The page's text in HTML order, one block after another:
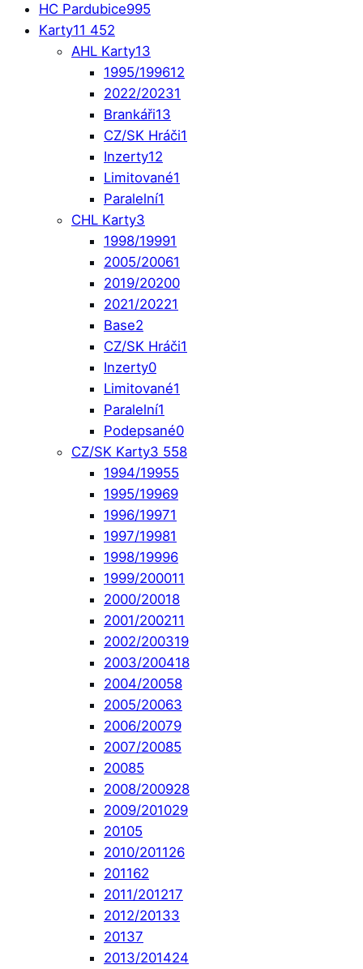
HC Pardubice995
Karty11 452
AHL Karty13
1995/199612
2022/20231
Brankáři13
CZ/SK Hráči1
Inzerty12
Limitované1
Paralelní1
CHL Karty3
1998/19991
2005/20061
2019/20200
2021/20221
Base2
CZ/SK Hráči1
Inzerty0
Limitované1
Paralelní1
Podepsané0
CZ/SK Karty3 558
1994/19955
1995/19969
1996/19971
1997/19981
1998/19996
1999/200011
2000/20018
2001/200211
2002/200319
2003/200418
2004/20058
2005/20063
2006/20079
2007/20085
20085
2008/200928
2009/201029
20105
2010/201126
201162
2011/201217
2012/20133
20137
2013/201424